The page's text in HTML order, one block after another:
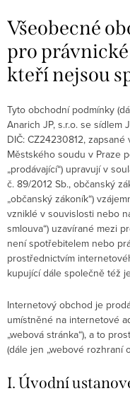
Všeobecné
pro
kteří nejsou
Tyto obchodní podmínky
Anarich JP, s.r.o. se sídlem
DIČ: CZ24230812,
Městského soudu v Praze
„prodávající“) upravují v
č. 89/2012 Sb., občanský
„občanský zákoník“)
vzniklé v souvislosti nebo
smlouva“) uzavírané mezi
není spotřebitelem nebo
prostřednictvím
kupující dále společně též
Internetový obchod je
umístněné na internetové
„webová stránka“), a to
(dále jen „webové rozhraní
I. Úvodní